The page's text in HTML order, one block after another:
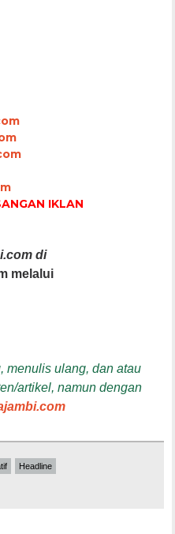
IKLAN
di
melalui
menulis ulang, dan atau
artikel, namun dengan
Headline